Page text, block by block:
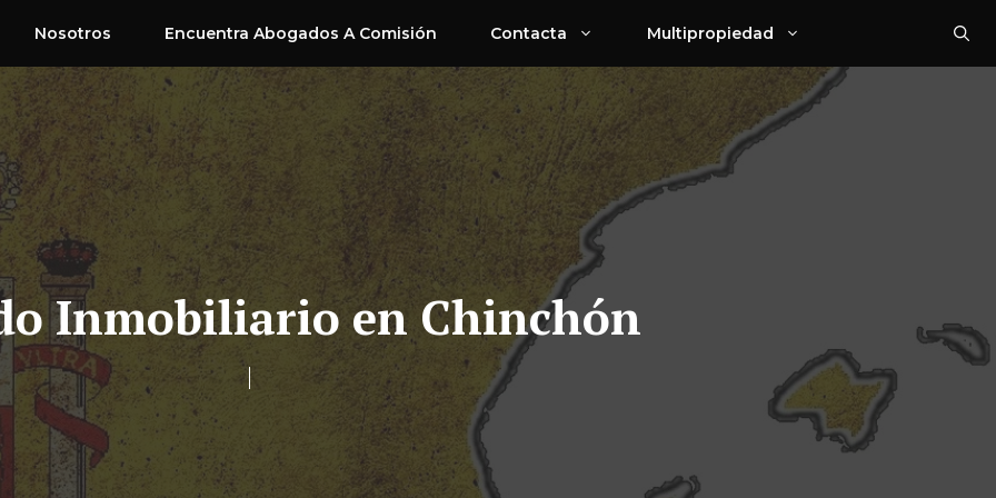
Nosotros Encuentra Abogados A Comisión Contacta Multipropiedad
Inmobiliario en Chinchón